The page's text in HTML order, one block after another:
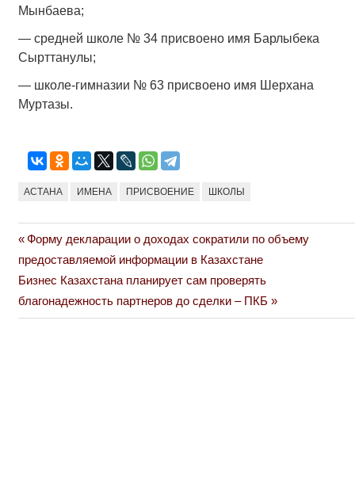
Мынбаева;
— средней школе № 34 присвоено имя Барлыбека
Сырттанулы;
— школе-гимназии № 63 присвоено имя Шерхана
Муртазы.
АСТАНА ИМЕНА ПРИСВОЕНИЕ ШКОЛЫ
Навигация
по
записям
Previous
Post:
Форму декларации о доходах сократили по объему
предоставляемой информации в Казахстане
Next
Post:
Бизнес Казахстана планирует сам проверять
благонадежность партнеров до сделки – ПКБ